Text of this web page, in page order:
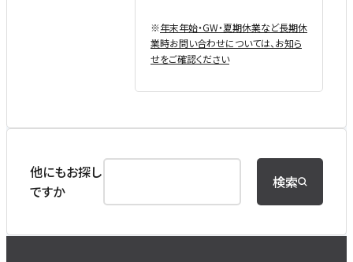
※年末年始・GW・夏期休業など⻑期休
業時お問い合わせについては、お知ら
せをご確認ください
他にもお探し
ですか
検索